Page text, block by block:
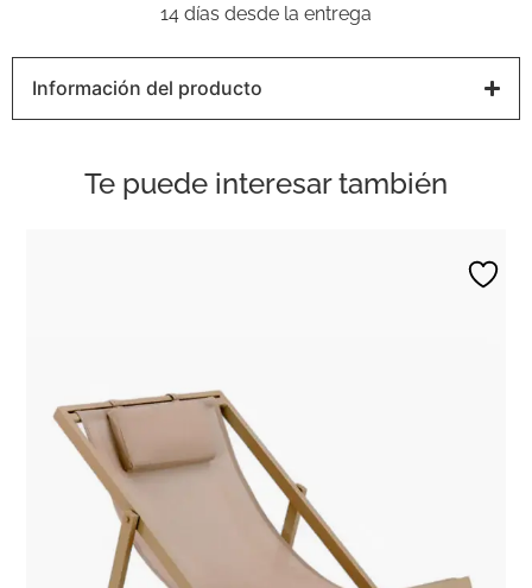
14 días desde la entrega
Información del producto
Te puede interesar también